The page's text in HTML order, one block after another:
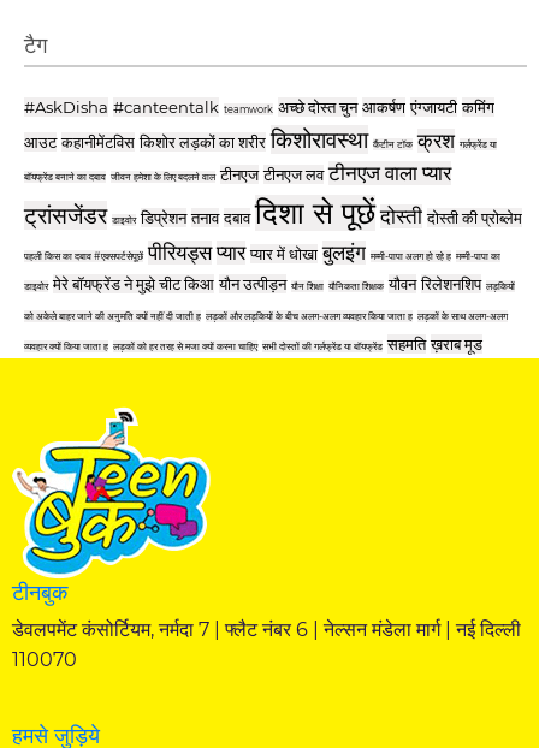
टैग
#AskDisha #canteentalk teamwork अच्छे दोस्त चुन आकर्षण एंग्जायटी कमिंग
आउट कहानीमेंटविस किशोर लड़कों का शरीर किशोरावस्था कैंटीन टॉक क्रश गर्लफ्रेंड या
बॉयफ्रेंड बनाने का दबाव जीवन हमेशा के लिए बदलने वाल टीनएज टीनएज लव टीनएज वाला प्यार
ट्रांसजेंडर डाइवोर डिप्रेशन तनाव दबाव दिशा से पूछें दोस्ती दोस्ती की प्रोब्लेम
पहली किस का दबाव #एक्सपर्टसेपूछें पीरियड्स प्यार प्यार में धोखा बुलइंग मम्मी-पापा अलग हो रहे ह मम्मी-पापा का
डाइवोर मेरे बॉयफ्रेंड ने मुझे चीट किआ यौन उत्पीड़न यौन शिक्षा यौनिकता शिक्षक यौवन रिलेशनशिप लड़कियों
को अकेले बाहर जाने की अनुमति क्यों नहीं दी जाती ह लड़कों और लड़कियों के बीच अलग-अलग व्यवहार किया जाता ह लड़कों के साथ अलग-अलग
व्यवहार क्यों किया जाता ह लड़कों को हर तरह से मजा क्यों करना चाहिए सभी दोस्तों की गर्लफ्रेंड या बॉयफ्रेंड सहमति ख़राब मूड
टीनबुक
डेवलपमेंट कंसोर्टियम, नर्मदा 7 | फ्लैट नंबर 6 | नेल्सन मंडेला मार्ग | नई दिल्ली
110070
हमसे जुड़िये